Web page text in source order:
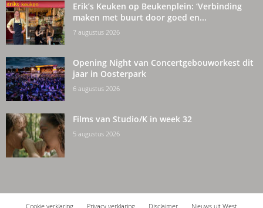
Erik’s Keuken op Beukenplein: ‘Verbinding
maken met buurt door goed en...
7 augustus 2026
Opening Night van Concertgebouworkest dit
jaar in Oosterpark
6 augustus 2026
Films van Studio/K in week 32
5 augustus 2026
Cookie verklaring Privacy verklaring Disclaimer Nieuws uit West